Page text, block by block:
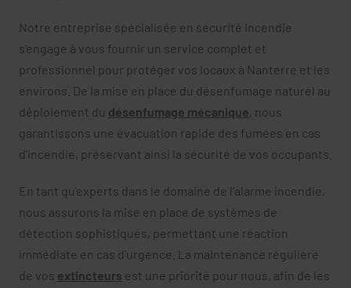
Notre entreprise spécialisée en sécurité incendie
s'engage à vous fournir un service complet et
professionnel pour protéger vos locaux à Nanterre et les
environs. De la mise en place du désenfumage naturel au
déploiement du désenfumage mécanique, nous
garantissons une évacuation rapide des fumées en cas
d'incendie, préservant ainsi la sécurité de vos occupants.
En tant qu'experts dans le domaine de l'alarme incendie,
nous assurons la mise en place de systèmes de
détection sophistiqués, permettant une réaction
immédiate en cas d'urgence. La maintenance régulière
de vos extincteurs est une priorité pour nous, afin de les